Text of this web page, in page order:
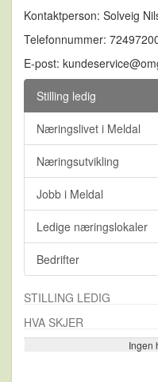
Kontaktperson: Solveig
Telefonnummer:
E-post:
Stilling ledig
Næringslivet i Meldal
Næringsutvikling
Jobb i Meldal
Ledige næringslokaler
Bedrifter
STILLING LEDIG
HVA SKJER
Ingen
Se flere…